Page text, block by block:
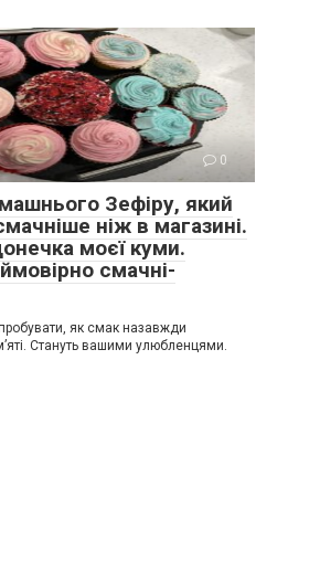
0
Зефіру, який
ніж в магазині.
моєї куми.
смачні-
як смак назавжди
Стануть вашими улюбленцями.